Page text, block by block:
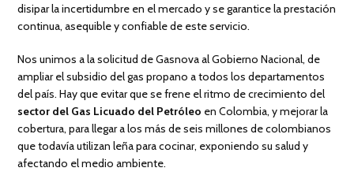
disipar la incertidumbre en el mercado y se garantice la prestación
continua, asequible y confiable de este servicio.
Nos unimos a la solicitud de Gasnova al Gobierno Nacional, de
ampliar el subsidio del gas propano a todos los departamentos
del país. Hay que evitar que se frene el ritmo de crecimiento del
sector del Gas Licuado del Petróleo en Colombia, y mejorar la
cobertura, para llegar a los más de seis millones de colombianos
que todavía utilizan leña para cocinar, exponiendo su salud y
afectando el medio ambiente.